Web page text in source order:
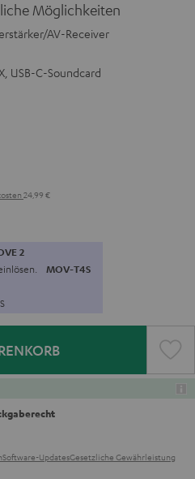
Möglichkeiten
AV-Receiver
USB-C-Soundcard
24,99 €
2
MOV-T4S
S
Software-UpdatesGesetzliche Gewährleistung